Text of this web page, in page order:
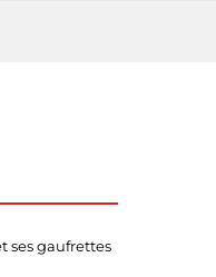
ses gaufrettes